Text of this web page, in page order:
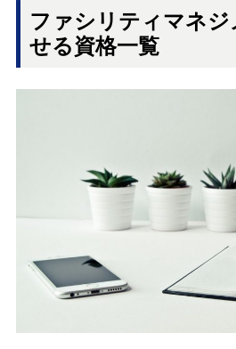
ファシリティマネ
せる資格一覧